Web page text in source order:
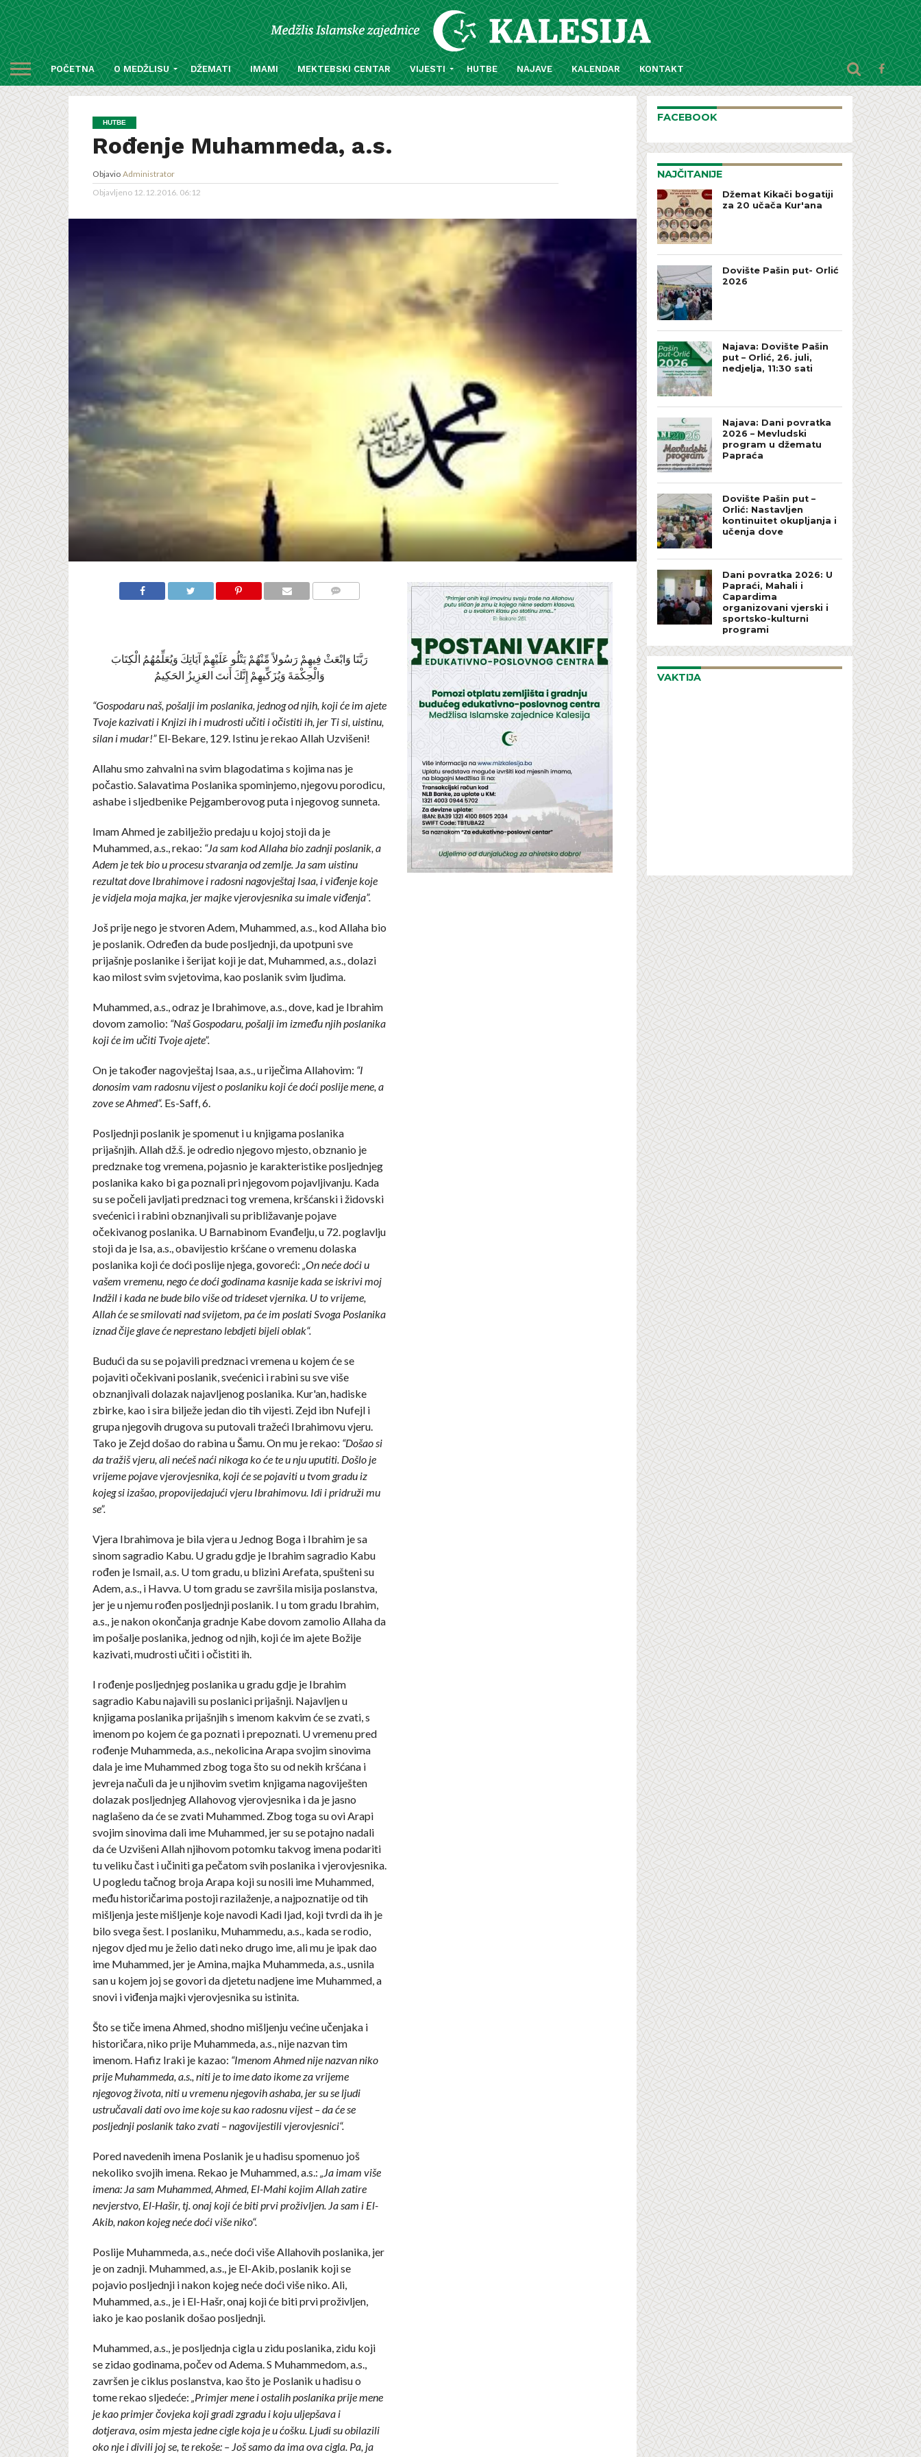
POČETNA O MEDŽLISU DŽEMATI IMAMI MEKTEBSKI CENTAR VIJESTI HUTBE NAJAVE KALENDAR KONTAKT
HUTBE
Rođenje Muhammeda, a.s.
Objavio Administrator
Objavljeno 12.12.2016. 06:12
رَبَّنَا وَابْعَثْ فِيهِمْ رَسُولاً مِّنْهُمْ يَتْلُو عَلَيْهِمْ آيَاتِكَ وَيُعَلِّمُهُمُ الْكِتَابَ
وَالْحِكْمَةَ وَيُزَكِّيهِمْ إِنَّكَ أَنتَ العَزِيزُ الحَكِيمُ
“Gospodaru naš, pošalji im poslanika, jednog od njih, koji će im ajete
Tvoje kazivati i Knjizi ih i mudrosti učiti i očistiti ih, jer Ti si, uistinu,
silan i mudar!”El-Bekare, 129. Istinu je rekao Allah Uzvišeni!
Allahu smo zahvalni na svim blagodatima s kojima nas je
počastio. Salavatima Poslanika spominjemo, njegovu porodicu,
ashabe i sljedbenike Pejgamberovog puta i njegovog sunneta.
Imam Ahmed je zabilježio predaju u kojoj stoji da je
Muhammed, a.s., rekao: “Ja sam kod Allaha bio zadnji poslanik, a
Adem je tek bio u procesu stvaranja od zemlje. Ja sam uistinu
rezultat dove Ibrahimove i radosni nagovještaj Isaa, i viđenje koje
je vidjela moja majka, jer majke vjerovjesnika su imale viđenja”.
Još prije nego je stvoren Adem, Muhammed, a.s., kod Allaha bio
je poslanik. Određen da bude posljednji, da upotpuni sve
prijašnje poslanike i šerijat koji je dat, Muhammed, a.s., dolazi
kao milost svim svjetovima, kao poslanik svim ljudima.
Muhammed, a.s., odraz je Ibrahimove, a.s., dove, kad je Ibrahim
dovom zamolio: “Naš Gospodaru, pošalji im između njih poslanika
koji će im učiti Tvoje ajete”.
On je također nagovještaj Isaa, a.s., u riječima Allahovim: “I
donosim vam radosnu vijest o poslaniku koji će doći poslije mene, a
zove se Ahmed“.Es-Saff, 6.
Posljednji poslanik je spomenut i u knjigama poslanika
prijašnjih. Allah dž.š. je odredio njegovo mjesto, obznanio je
predznake tog vremena, pojasnio je karakteristike posljednjeg
poslanika kako bi ga poznali pri njegovom pojavljivanju. Kada
su se počeli javljati predznaci tog vremena, kršćanski i židovski
svećenici i rabini obznanjivali su približavanje pojave
očekivanog poslanika. U Barnabinom Evanđelju, u 72. poglavlju
stoji da je Isa, a.s., obavijestio kršćane o vremenu dolaska
poslanika koji će doći poslije njega, govoreći: „On neće doći u
vašem vremenu, nego će doći godinama kasnije kada se iskrivi moj
Indžil i kada ne bude bilo više od trideset vjernika. U to vrijeme,
Allah će se smilovati nad svijetom, pa će im poslati Svoga Poslanika
iznad čije glave će neprestano lebdjeti bijeli oblak“.
Budući da su se pojavili predznaci vremena u kojem će se
pojaviti očekivani poslanik, svećenici i rabini su sve više
obznanjivali dolazak najavljenog poslanika. Kur'an, hadiske
zbirke, kao i sira bilježe jedan dio tih vijesti. Zejd ibn Nufejl i
grupa njegovih drugova su putovali tražeći Ibrahimovu vjeru.
Tako je Zejd došao do rabina u Šamu. On mu je rekao: “Došao si
da tražiš vjeru, ali nećeš naći nikoga ko će te u nju uputiti. Došlo je
vrijeme pojave vjerovjesnika, koji će se pojaviti u tvom gradu iz
kojeg si izašao, propovijedajući vjeru Ibrahimovu. Idi i pridruži mu
se”.
Vjera Ibrahimova je bila vjera u Jednog Boga i Ibrahim je sa
sinom sagradio Kabu. U gradu gdje je Ibrahim sagradio Kabu
rođen je Ismail, a.s. U tom gradu, u blizini Arefata, spušteni su
Adem, a.s., i Havva. U tom gradu se završila misija poslanstva,
jer je u njemu rođen posljednji poslanik. I u tom gradu Ibrahim,
a.s., je nakon okončanja gradnje Kabe dovom zamolio Allaha da
im pošalje poslanika, jednog od njih, koji će im ajete Božije
kazivati, mudrosti učiti i očistiti ih.
I rođenje posljednjeg poslanika u gradu gdje je Ibrahim
sagradio Kabu najavili su poslanici prijašnji. Najavljen u
knjigama poslanika prijašnjih s imenom kakvim će se zvati, s
imenom po kojem će ga poznati i prepoznati. U vremenu pred
rođenje Muhammeda, a.s., nekolicina Arapa svojim sinovima
dala je ime Muhammed zbog toga što su od nekih kršćana i
jevreja načuli da je u njihovim svetim knjigama nagoviješten
dolazak posljednjeg Allahovog vjerovjesnika i da je jasno
naglašeno da će se zvati Muhammed. Zbog toga su ovi Arapi
svojim sinovima dali ime Muhammed, jer su se potajno nadali
da će Uzvišeni Allah njihovom potomku takvog imena podariti
tu veliku čast i učiniti ga pečatom svih poslanika i vjerovjesnika.
U pogledu tačnog broja Arapa koji su nosili ime Muhammed,
među historičarima postoji razilaženje, a najpoznatije od tih
mišljenja jeste mišljenje koje navodi Kadi Ijad, koji tvrdi da ih je
bilo svega šest. I poslaniku, Muhammedu, a.s., kada se rodio,
njegov djed mu je želio dati neko drugo ime, ali mu je ipak dao
ime Muhammed, jer je Amina, majka Muhammeda, a.s., usnila
san u kojem joj se govori da djetetu nadjene ime Muhammed, a
snovi i viđenja majki vjerovjesnika su istinita.
Što se tiče imena Ahmed, shodno mišljenju većine učenjaka i
historičara, niko prije Muhammeda, a.s., nije nazvan tim
imenom. Hafiz Iraki je kazao: “Imenom Ahmed nije nazvan niko
prije Muhammeda, a.s., niti je to ime dato ikome za vrijeme
njegovog života, niti u vremenu njegovih ashaba, jer su se ljudi
ustručavali dati ovo ime koje su kao radosnu vijest – da će se
posljednji poslanik tako zvati – nagovijestili vjerovjesnici“.
Pored navedenih imena Poslanik je u hadisu spomenuo još
nekoliko svojih imena. Rekao je Muhammed, a.s.: „Ja imam više
imena: Ja sam Muhammed, Ahmed, El-Mahi kojim Allah zatire
nevjerstvo, El-Hašir, tj. onaj koji će biti prvi proživljen. Ja sam i El-
Akib, nakon kojeg neće doći više niko“.
Poslije Muhammeda, a.s., neće doći više Allahovih poslanika, jer
je on zadnji. Muhammed, a.s., je El-Akib, poslanik koji se
pojavio posljednji i nakon kojeg neće doći više niko. Ali,
Muhammed, a.s., je i El-Hašr, onaj koji će biti prvi proživljen,
iako je kao poslanik došao posljednji.
Muhammed, a.s., je posljednja cigla u zidu poslanika, zidu koji
se zidao godinama, počev od Adema. S Muhammedom, a.s.,
završen je ciklus poslanstva, kao što je Poslanik u hadisu o
tome rekao sljedeće: „Primjer mene i ostalih poslanika prije mene
je kao primjer čovjeka koji gradi zgradu i koju uljepšava i
dotjerava, osim mjesta jedne cigle koja je u ćošku. Ljudi su obilazili
oko nje i divili joj se, te rekoše: – Još samo da ima ova cigla. Pa, ja
FACEBOOK
NAJČITANIJE
Džemat Kikači bogatiji
za 20 učača Kur'ana
Dovište Pašin put- Orlić
2026
Najava: Dovište Pašin
put – Orlić, 26. juli,
nedjelja, 11:30 sati
Najava: Dani povratka
2026 – Mevludski
program u džematu
Papraća
Dovište Pašin put –
Orlić: Nastavljen
kontinuitet okupljanja i
učenja dove
Dani povratka 2026: U
Papraći, Mahali i
Capardima
organizovani vjerski i
sportsko-kulturni
programi
VAKTIJA